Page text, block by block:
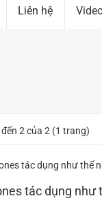
Liên hệ
2 của 2 (1 trang)
tác dụng như